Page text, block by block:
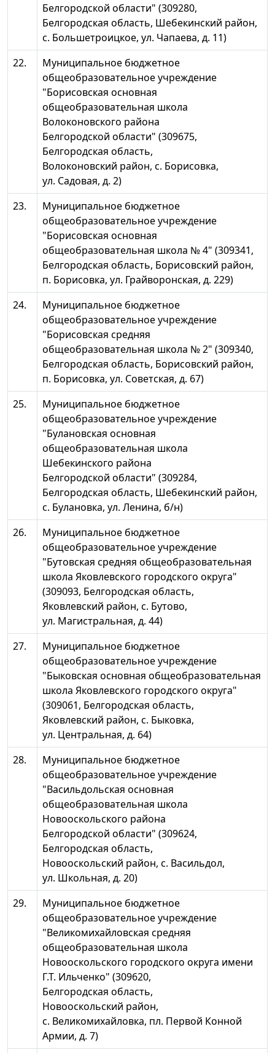
Белгородской области" (309280,
Белгородская область, Шебекинский район,
с. Большетроицкое, ул. Чапаева, д. 11)
22.
Муниципальное бюджетное
общеобразовательное учреждение
"Борисовская основная
общеобразовательная школа
Волоконовского района
Белгородской области" (309675,
Белгородская область,
Волоконовский район, с. Борисовка,
ул. Садовая, д. 2)
23.
Муниципальное бюджетное
общеобразовательное учреждение
"Борисовская основная
общеобразовательная школа № 4" (309341,
Белгородская область, Борисовский район,
п. Борисовка, ул. Грайворонская, д. 229)
24.
Муниципальное бюджетное
общеобразовательное учреждение
"Борисовская средняя
общеобразовательная школа № 2" (309340,
Белгородская область, Борисовский район,
п. Борисовка, ул. Советская, д. 67)
25.
Муниципальное бюджетное
общеобразовательное учреждение
"Булановская основная
общеобразовательная школа
Шебекинского района
Белгородской области" (309284,
Белгородская область, Шебекинский район,
с. Булановка, ул. Ленина, б/н)
26.
Муниципальное бюджетное
общеобразовательное учреждение
"Бутовская средняя общеобразовательная
школа Яковлевского городского округа"
(309093, Белгородская область,
Яковлевский район, с. Бутово,
ул. Магистральная, д. 44)
27.
Муниципальное бюджетное
общеобразовательное учреждение
"Быковская основная общеобразовательная
школа Яковлевского городского округа"
(309061, Белгородская область,
Яковлевский район, с. Быковка,
ул. Центральная, д. 64)
28.
Муниципальное бюджетное
общеобразовательное учреждение
"Васильдольская основная
общеобразовательная школа
Новооскольского района
Белгородской области" (309624,
Белгородская область,
Новооскольский район, с. Васильдол,
ул. Школьная, д. 20)
29.
Муниципальное бюджетное
общеобразовательное учреждение
"Великомихайловская средняя
общеобразовательная школа
Новооскольского городского округа имени
Г.Т. Ильченко" (309620,
Белгородская область,
Новооскольский район,
с. Великомихайловка, пл. Первой Конной
Армии, д. 7)